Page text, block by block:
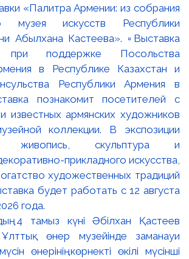
«Палитра Армении: из собрания
музея искусств Республики
Абылхана Кастеева». ▫️Выставка
при поддержке Посольства
в Республике Казахстан и
Республики Армения в
познакомит посетителей с
известных армянских художников
коллекции. В экспозиции
живопись, скульптура и
прикладного искусства,
художественных традиций
будет работать с 12 августа
года.